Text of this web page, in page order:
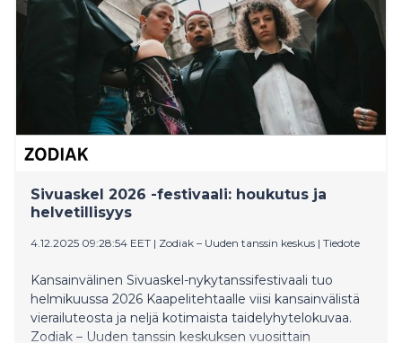
Sivuaskel 2026 -festivaali: houkutus ja
helvetillisyys
4.12.2025 09:28:54 EET | Zodiak – Uuden tanssin keskus | Tiedote
Kansainvälinen Sivuaskel-nykytanssifestivaali tuo
helmikuussa 2026 Kaapelitehtaalle viisi kansainvälistä
vierailuteosta ja neljä kotimaista taidelyhytelokuvaa.
Zodiak – Uuden tanssin keskuksen vuosittain